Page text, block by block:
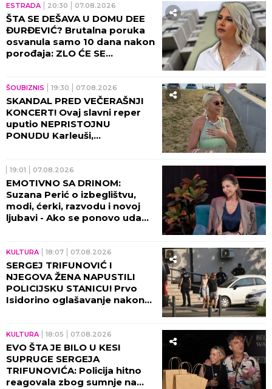
ESTRADA 20:30 07.08.2026
ŠTA SE DEŠAVA U DOMU DEE
ĐURĐEVIĆ? Brutalna poruka
osvanula samo 10 dana nakon
porođaja: ZLO ĆE SE
ŠOUBIZNIS 19:30 07.08.2026
SKANDAL PRED VEČERAŠNJI
KONCERT! Ovaj slavni reper
uputio NEPRISTOJNU
PONUDU Karleuši,
19:01 07.08.2026
EMOTIVNO SA DRINOM:
Suzana Perić o izbeglištvu,
modi, ćerki, razvodu i novoj
ljubavi - Ako se ponovo udam,
KULTURA 18:07 07.08.2026
SERGEJ TRIFUNOVIĆ I
NJEGOVA ŽENA NAPUSTILI
POLICIJSKU STANICU! Prvo
Isidorino oglašavanje nakon
KULTURA 18:05 07.08.2026
EVO ŠTA JE BILO U KESI
SUPRUGE SERGEJA
TRIFUNOVIĆA: Policija hitno
reagovala zbog sumnje na